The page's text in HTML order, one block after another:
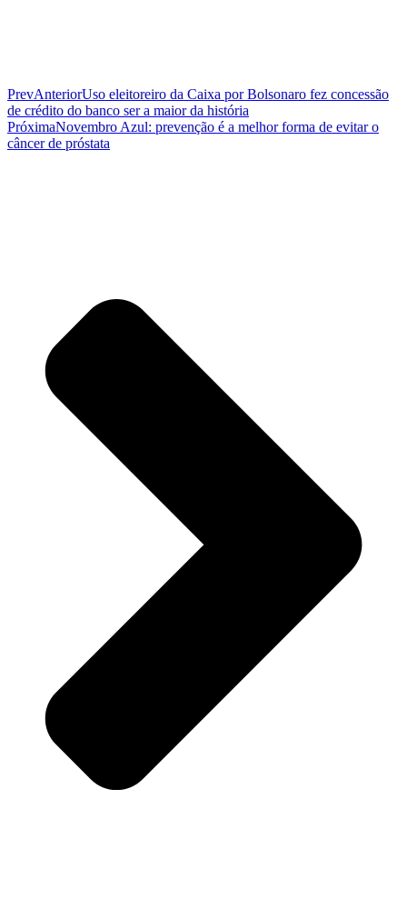
PrevAnteriorUso eleitoreiro da Caixa por Bolsonaro fez concessão
de crédito do banco ser a maior da história
PróximaNovembro Azul: prevenção é a melhor forma de evitar o
câncer de próstata